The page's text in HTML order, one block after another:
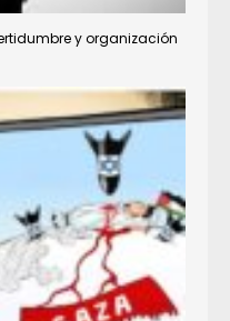
y organización